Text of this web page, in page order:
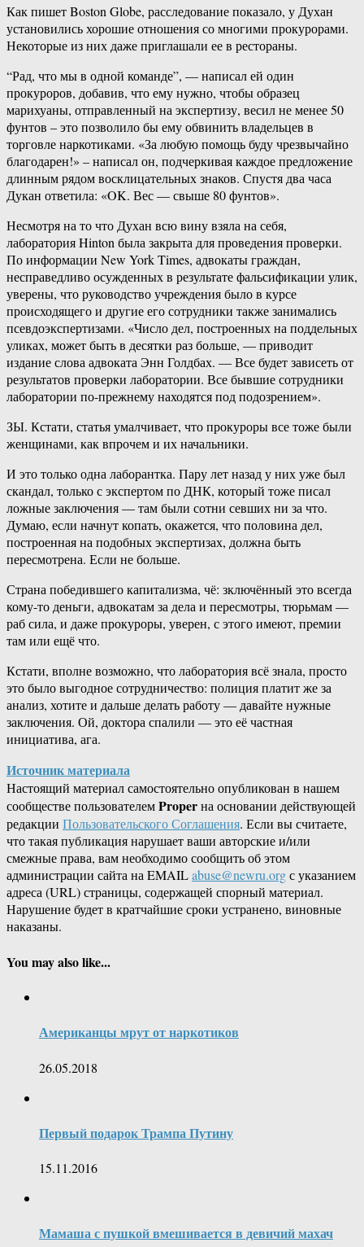
Как пишет Boston Globe, расследование показало, у Духан
установились хорошие отношения со многими прокурорами.
Некоторые из них даже приглашали ее в рестораны.
“Рад, что мы в одной команде”, — написал ей один
прокуроров, добавив, что ему нужно, чтобы образец
марихуаны, отправленный на экспертизу, весил не менее 50
фунтов – это позволило бы ему обвинить владельцев в
торговле наркотиками. «За любую помощь буду чрезвычайно
благодарен!» – написал он, подчеркивая каждое предложение
длинным рядом восклицательных знаков. Спустя два часа
Дукан ответила: «OK. Вес — свыше 80 фунтов».
Несмотря на то что Духан всю вину взяла на себя,
лаборатория Hinton была закрыта для проведения проверки.
По информации New York Times, адвокаты граждан,
несправедливо осужденных в результате фальсификации улик,
уверены, что руководство учреждения было в курсе
происходящего и другие его сотрудники также занимались
псевдоэкспертизами. «Число дел, построенных на поддельных
уликах, может быть в десятки раз больше, — приводит
издание слова адвоката Энн Голдбах. — Все будет зависеть от
результатов проверки лаборатории. Все бывшие сотрудники
лаборатории по-прежнему находятся под подозрением».
ЗЫ. Кстати, статья умалчивает, что прокуроры все тоже были
женщинами, как впрочем и их начальники.
И это только одна лаборантка. Пару лет назад у них уже был
скандал, только с экспертом по ДНК, который тоже писал
ложные заключения — там были сотни севших ни за что.
Думаю, если начнут копать, окажется, что половина дел,
построенная на подобных экспертизах, должна быть
пересмотрена. Если не больше.
Страна победившего капитализма, чё: зключённый это всегда
кому-то деньги, адвокатам за дела и пересмотры, тюрьмам —
раб сила, и даже прокуроры, уверен, с этого имеют, премии
там или ещё что.
Кстати, вполне возможно, что лаборатория всё знала, просто
это было выгодное сотрудничество: полиция платит же за
анализ, хотите и дальше делать работу — давайте нужные
заключения. Ой, доктора спалили — это её частная
инициатива, ага.
Источник материала
Настоящий материал самостоятельно опубликован в нашем
сообществе пользователемProperна основании действующей
редакции Пользовательского Соглашения. Если вы считаете,
что такая публикация нарушает ваши авторские и/или
смежные права, вам необходимо сообщить об этом
администрации сайта на EMAILabuse@newru.orgс указанием
адреса (URL) страницы, содержащей спорный материал.
Нарушение будет в кратчайшие сроки устранено, виновные
наказаны.
You may also like...
Американцы мрут от наркотиков
26.05.2018
Первый подарок Трампа Путину
15.11.2016
Мамаша с пушкой вмешивается в девичий махач